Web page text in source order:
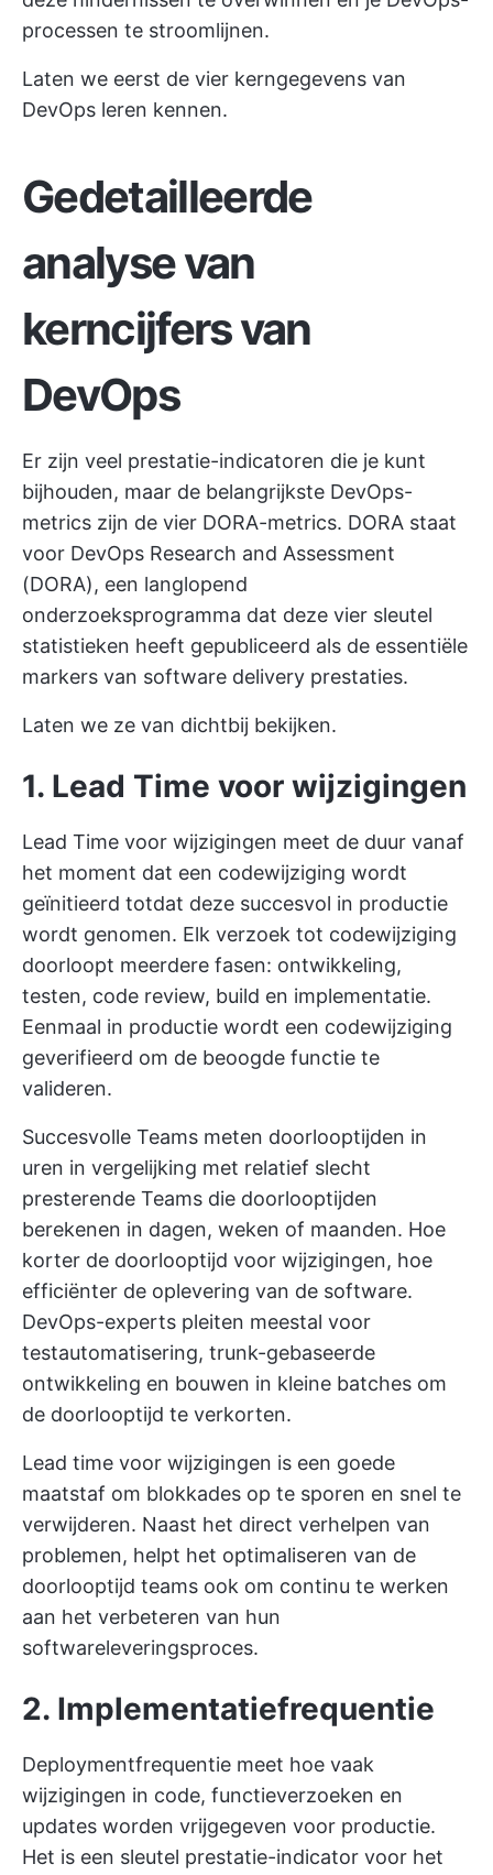
processen te stroomlijnen.
Laten we eerst de vier kerngegevens van
DevOps leren kennen.
Gedetailleerde
analyse van
kerncijfers van
DevOps
Er zijn veel prestatie-indicatoren die je kunt
bijhouden, maar de belangrijkste DevOps-
metrics zijn de vier DORA-metrics. DORA staat
voor DevOps Research and Assessment
(DORA), een langlopend
onderzoeksprogramma dat deze vier sleutel
statistieken heeft gepubliceerd als de essentiële
markers van software delivery prestaties.
Laten we ze van dichtbij bekijken.
1. Lead Time voor wijzigingen
Lead Time voor wijzigingen meet de duur vanaf
het moment dat een codewijziging wordt
geïnitieerd totdat deze succesvol in productie
wordt genomen. Elk verzoek tot codewijziging
doorloopt meerdere fasen: ontwikkeling,
testen, code review, build en implementatie.
Eenmaal in productie wordt een codewijziging
geverifieerd om de beoogde functie te
valideren.
Succesvolle Teams meten doorlooptijden in
uren in vergelijking met relatief slecht
presterende Teams die doorlooptijden
berekenen in dagen, weken of maanden. Hoe
korter de doorlooptijd voor wijzigingen, hoe
efficiënter de oplevering van de software.
DevOps-experts pleiten meestal voor
testautomatisering, trunk-gebaseerde
ontwikkeling en bouwen in kleine batches om
de doorlooptijd te verkorten.
Lead time voor wijzigingen is een goede
maatstaf om blokkades op te sporen en snel te
verwijderen. Naast het direct verhelpen van
problemen, helpt het optimaliseren van de
doorlooptijd teams ook om continu te werken
aan het verbeteren van hun
softwareleveringsproces.
2. Implementatiefrequentie
Deploymentfrequentie meet hoe vaak
wijzigingen in code, functieverzoeken en
updates worden vrijgegeven voor productie.
Het is een sleutel prestatie-indicator voor het